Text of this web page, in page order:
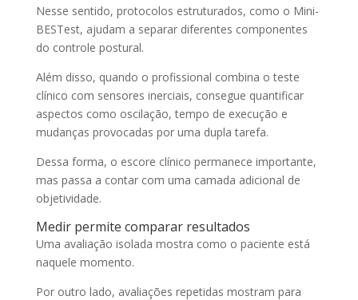
Nesse sentido, protocolos estruturados, como o Mini-
BESTest, ajudam a separar diferentes componentes
do controle postural.
Além disso, quando o profissional combina o teste
clínico com sensores inerciais, consegue quantificar
aspectos como oscilação, tempo de execução e
mudanças provocadas por uma dupla tarefa.
Dessa forma, o escore clínico permanece importante,
mas passa a contar com uma camada adicional de
objetividade.
Medir permite comparar resultados
Uma avaliação isolada mostra como o paciente está
naquele momento.
Por outro lado, avaliações repetidas mostram para